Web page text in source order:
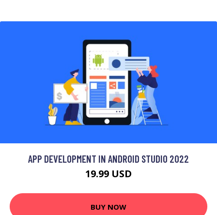
APP DEVELOPMENT IN ANDROID STUDIO 2022
19.99 USD
BUY NOW